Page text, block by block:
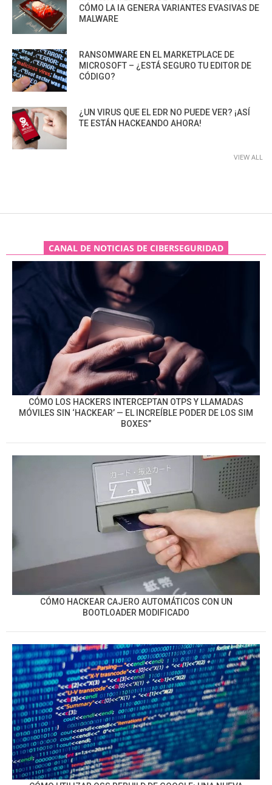
CÓMO LA IA GENERA VARIANTES EVASIVAS DE
MALWARE
RANSOMWARE EN EL MARKETPLACE DE
MICROSOFT – ¿ESTÁ SEGURO TU EDITOR DE
CÓDIGO?
¿UN VIRUS QUE EL EDR NO PUEDE VER? ¡ASÍ
TE ESTÁN HACKEANDO AHORA!
VIEW ALL
CANAL DE NOTICIAS DE CIBERSEGURIDAD
CÓMO LOS HACKERS INTERCEPTAN OTPS Y LLAMADAS
MÓVILES SIN ‘HACKEAR’ — EL INCREÍBLE PODER DE LOS SIM
BOXES”
CÓMO HACKEAR CAJERO AUTOMÁTICOS CON UN
BOOTLOADER MODIFICADO